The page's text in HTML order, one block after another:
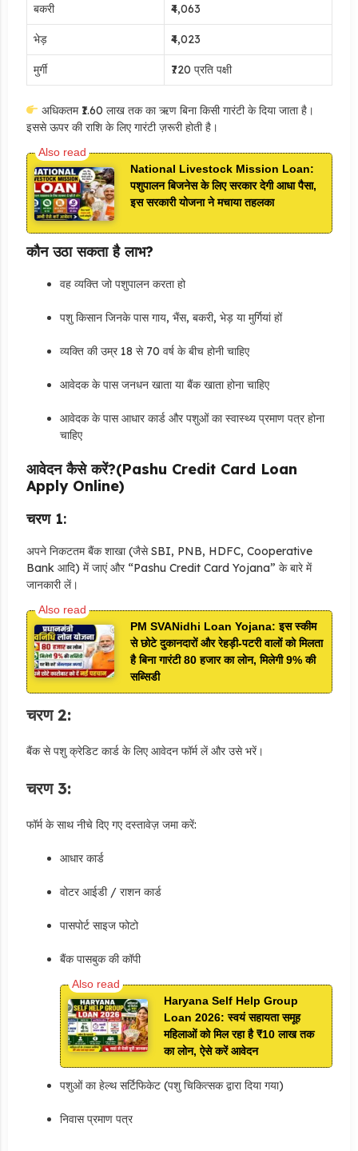
बकरी ₹4,063
भेड़ ₹4,023
मुर्गी ₹720 प्रति पक्षी
अधिकतम ₹1.60 लाख तक का ऋण बिना किसी गारंटी के दिया जाता है।
इससे ऊपर की राशि के लिए गारंटी ज़रूरी होती है।
National Livestock Mission Loan:
पशुपालन बिजनेस के लिए सरकार देगी आधा पैसा,
इस सरकारी योजना ने मचाया तहलका
कौन उठा सकता है लाभ?
वह व्यक्ति जो पशुपालन करता हो
पशु किसान जिनके पास गाय, भैंस, बकरी, भेड़ या मुर्गियां हों
व्यक्ति की उम्र 18 से 70 वर्ष के बीच होनी चाहिए
आवेदक के पास जनधन खाता या बैंक खाता होना चाहिए
आवेदक के पास आधार कार्ड और पशुओं का स्वास्थ्य प्रमाण पत्र होना
चाहिए
आवेदन कैसे करें?(Pashu Credit Card Loan
Apply Online)
चरण 1:
अपने निकटतम बैंक शाखा (जैसे SBI, PNB, HDFC, Cooperative
Bank आदि) में जाएं और “Pashu Credit Card Yojana” के बारे में
जानकारी लें।
PM SVANidhi Loan Yojana: इस स्कीम
से छोटे दुकानदारों और रेहड़ी-पटरी वालों को मिलता
है बिना गारंटी 80 हजार का लोन, मिलेगी 9% की
सब्सिडी
चरण 2:
बैंक से पशु क्रेडिट कार्ड के लिए आवेदन फॉर्म लें और उसे भरें।
चरण 3:
फॉर्म के साथ नीचे दिए गए दस्तावेज़ जमा करें:
आधार कार्ड
वोटर आईडी / राशन कार्ड
पासपोर्ट साइज फोटो
बैंक पासबुक की कॉपी
Haryana Self Help Group
Loan 2026: स्वयं सहायता समूह
महिलाओं को मिल रहा है ₹10 लाख तक
का लोन, ऐसे करें आवेदन
पशुओं का हेल्थ सर्टिफिकेट (पशु चिकित्सक द्वारा दिया गया)
निवास प्रमाण पत्र